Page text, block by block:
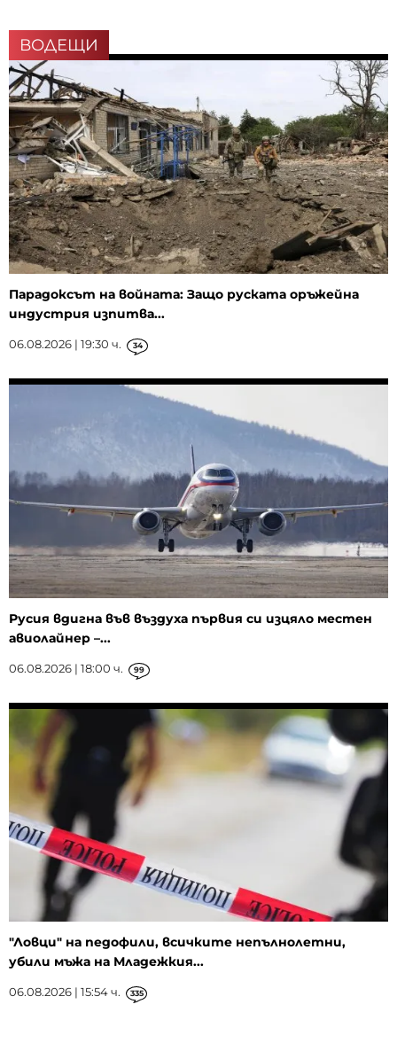
ВОДЕЩИ
Парадоксът на войната: Защо руската оръжейна
индустрия изпитва...
06.08.2026 | 19:30 ч. 34
Русия вдигна във въздуха първия си изцяло местен
авиолайнер –...
06.08.2026 | 18:00 ч. 99
"Ловци" на педофили, всичките непълнолетни,
убили мъжа на Младежкия...
06.08.2026 | 15:54 ч. 335